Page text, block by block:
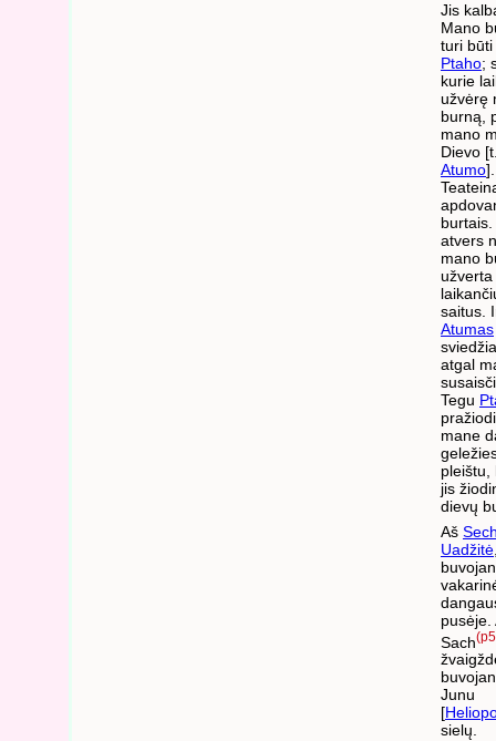
Jis
Mano
turi
Ptaho;
kurie
užvėrę
burną,
mano
Dievo
Atumo].
burtais.
atvers
mano
užverta
saitus.
Atumas
atgal
Tegu
mane
pleištu,
jis
dievų
Aš
Uadžitė
pusėje.
Sach
Junu
[
sielų.